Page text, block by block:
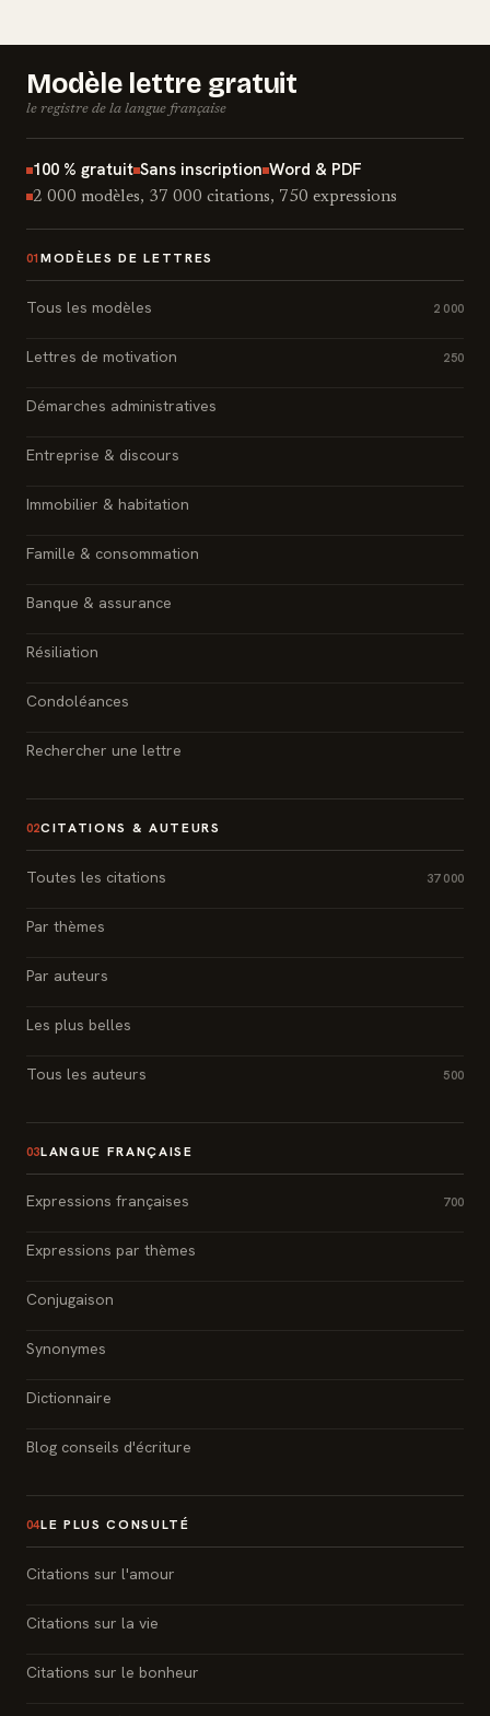
Modèle lettre gratuit
le registre de la langue française
100 % gratuit Sans inscription Word & PDF
2 000 modèles, 37 000 citations, 750 expressions
01 MODÈLES DE LETTRES
Tous les modèles 2 000
Lettres de motivation 250
Démarches administratives
Entreprise & discours
Immobilier & habitation
Famille & consommation
Banque & assurance
Résiliation
Condoléances
Rechercher une lettre
02CITATIONS & AUTEURS
Toutes les citations 37 000
Par thèmes
Par auteurs
Les plus belles
Tous les auteurs 500
03LANGUE FRANÇAISE
Expressions françaises 700
Expressions par thèmes
Conjugaison
Synonymes
Dictionnaire
Blog conseils d'écriture
04LE PLUS CONSULTÉ
Citations sur l'amour
Citations sur la vie
Citations sur le bonheur